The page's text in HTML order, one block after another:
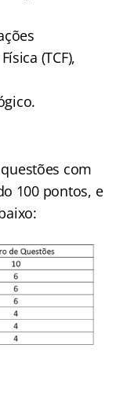
122,95 (cento
centavos)
de novembro
contará com
serão
de
Saúde